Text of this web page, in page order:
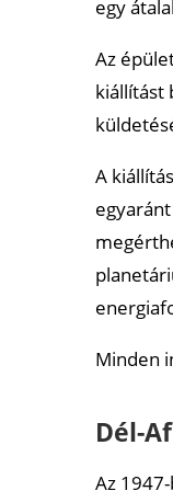
egy
Az
kiállítást
A
Minden
Dél-
Az